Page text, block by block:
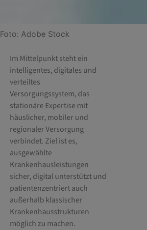
Foto: Adobe Stock
Im Mittelpunkt steht ein
intelligentes, digitales und
verteiltes
Versorgungssystem, das
stationäre Expertise mit
häuslicher, mobiler und
regionaler Versorgung
verbindet. Ziel ist es,
ausgewählte
Krankenhausleistungen
sicher, digital unterstützt und
patientenzentriert auch
außerhalb klassischer
Krankenhausstrukturen
möglich zu machen.